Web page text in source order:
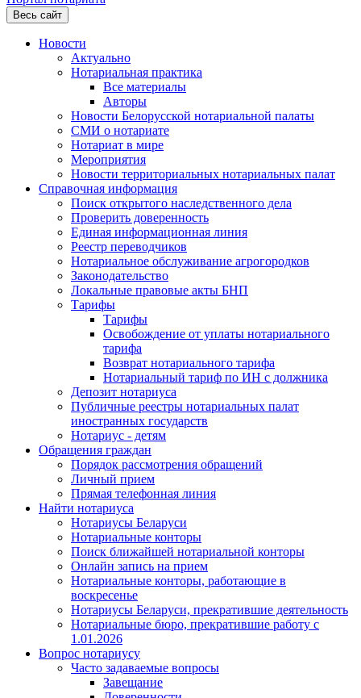
Весь сайт
Новости
Актуально
Нотариальная практика
Все материалы
Авторы
Новости Белорусской нотариальной палаты
СМИ о нотариате
Нотариат в мире
Мероприятия
Новости территориальных нотариальных палат
Справочная информация
Поиск открытого наследственного дела
Проверить доверенность
Единая информационная линия
Реестр переводчиков
Нотариальное обслуживание агрогородков
Законодательство
Локальные правовые акты БНП
Тарифы
Тарифы
Освобождение от уплаты нотариального
тарифа
Возврат нотариального тарифа
Нотариальный тариф по ИН с должника
Депозит нотариуса
Публичные реестры нотариальных палат
иностранных государств
Нотариус - детям
Обращения граждан
Порядок рассмотрения обращений
Личный прием
Прямая телефонная линия
Найти нотариуса
Нотариусы Беларуси
Нотариальные конторы
Поиск ближайшей нотариальной конторы
Онлайн запись на прием
Нотариальные конторы, работающие в
воскресенье
Нотариусы Беларуси, прекратившие деятельность
Нотариальные бюро, прекратившие работу с
1.01.2026
Вопрос нотариусу
Часто задаваемые вопросы
Завещание